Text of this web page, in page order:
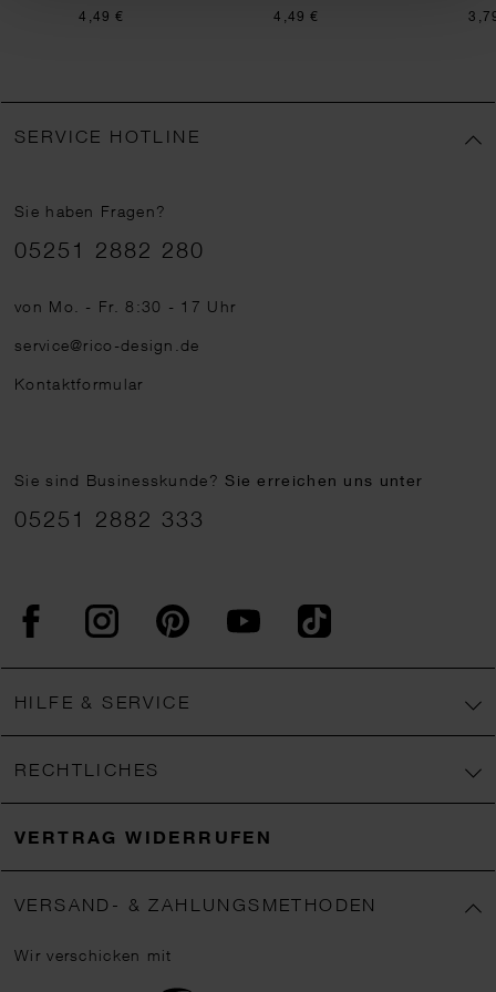
4,49 € 4,49 €
SERVICE HOTLINE
Sie haben Fragen?
Telefonnummer
05251 2882 280
von Mo. - Fr. 8:30 - 17 Uhr
service@rico-design.de
Kontaktformular
Sie sind Businesskunde?Sie erreichen uns unter
05251 2882 333
FacebookInstagram PinterestYouTubeTikTok
HILFE & SERVICE
RECHTLICHES
VERTRAG WIDERRUFEN
VERSAND- & ZAHLUNGSMETHODEN
Wir verschicken mit